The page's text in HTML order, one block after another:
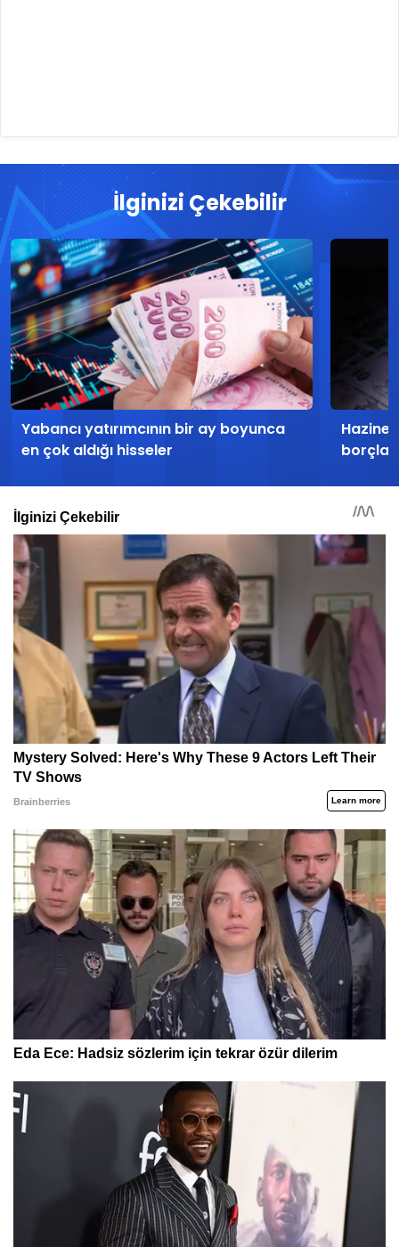
İlginizi Çekebilir
Yabancı yatırımcının bir ay boyunca
en çok aldığı hisseler
Hazine